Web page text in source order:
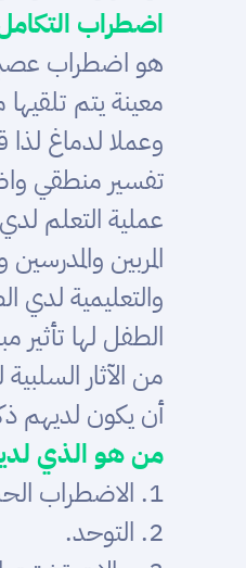
اضطراب
هو اضطراب
معينة يتم
وعملا لدماغ
تفسير منطقي
عملية التعلم
المربين
والتعليمية لدي
الطفل لها
من الآثار
أن يكون لديهم
من هو الذي
1. الاضطراب الحسي المتنامي.
2. التوحد.